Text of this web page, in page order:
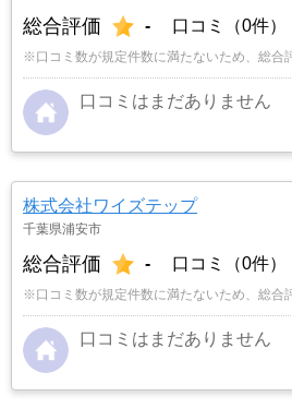
総合評価 - 口コミ（0件）
※口コミ数が規定件数に満たないため、総合
口コミはまだありません
株式会社ワイズテップ
千葉県浦安市
総合評価 - 口コミ（0件）
※口コミ数が規定件数に満たないため、総合
口コミはまだありません